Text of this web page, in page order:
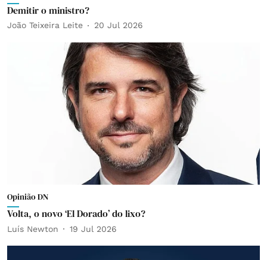
Demitir o ministro?
João Teixeira Leite 20 Jul 2026
Opinião DN
Volta, o novo ‘El Dorado’ do lixo?
Luís Newton 19 Jul 2026